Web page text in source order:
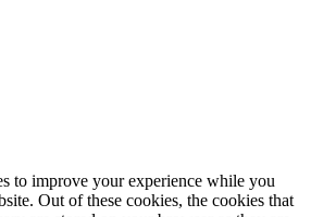
to improve your experience while you
Out of these cookies, the cookies that